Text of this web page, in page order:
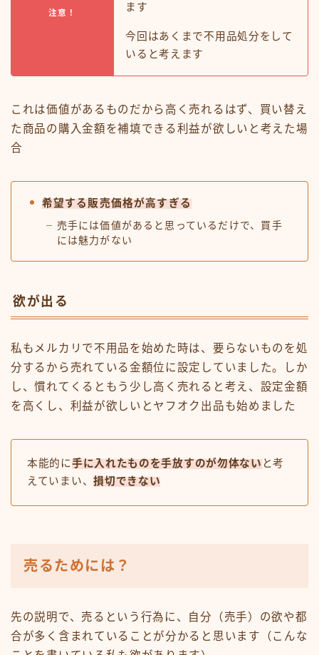
注意！
ます
今回はあくまで不用品処分をして
いると考えます
これは価値があるものだから高く売れるはず、買い替え
た商品の購入金額を補填できる利益が欲しいと考えた場
合
希望する販売価格が高すぎる
売手には価値があると思っているだけで、買手
には魅力がない
欲が出る
私もメルカリで不用品を始めた時は、要らないものを処
分するから売れている金額位に設定していました。しか
し、慣れてくるともう少し高く売れると考え、設定金額
を高くし、利益が欲しいとヤフオク出品も始めました
本能的に手に入れたものを手放すのが勿体ない と考
えていまい、損切できない
売るためには？
先の説明で、売るという行為に、自分（売手）の欲や都
合が多く含まれていることが分かると思います（こんな